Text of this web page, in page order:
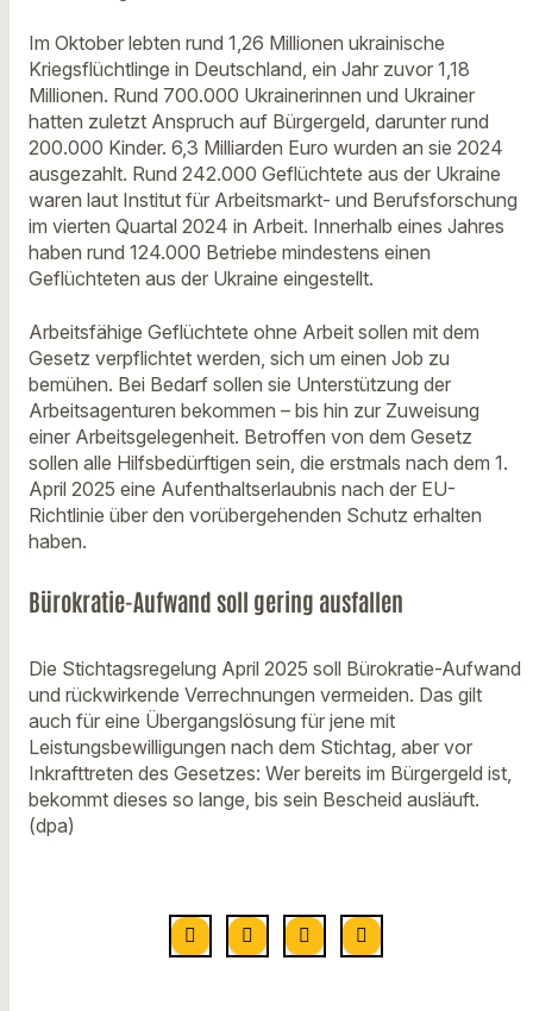
Im Oktober lebten rund 1,26 Millionen ukrainische
Kriegsflüchtlinge in Deutschland, ein Jahr zuvor 1,18
Millionen. Rund 700.000 Ukrainerinnen und Ukrainer
hatten zuletzt Anspruch auf Bürgergeld, darunter rund
200.000 Kinder. 6,3 Milliarden Euro wurden an sie 2024
ausgezahlt. Rund 242.000 Geflüchtete aus der Ukraine
waren laut Institut für Arbeitsmarkt- und Berufsforschung
im vierten Quartal 2024 in Arbeit. Innerhalb eines Jahres
haben rund 124.000 Betriebe mindestens einen
Geflüchteten aus der Ukraine eingestellt.
Arbeitsfähige Geflüchtete ohne Arbeit sollen mit dem
Gesetz verpflichtet werden, sich um einen Job zu
bemühen. Bei Bedarf sollen sie Unterstützung der
Arbeitsagenturen bekommen – bis hin zur Zuweisung
einer Arbeitsgelegenheit. Betroffen von dem Gesetz
sollen alle Hilfsbedürftigen sein, die erstmals nach dem 1.
April 2025 eine Aufenthaltserlaubnis nach der EU-
Richtlinie über den vorübergehenden Schutz erhalten
haben.
Bürokratie-Aufwand soll gering ausfallen
Die Stichtagsregelung April 2025 soll Bürokratie-Aufwand
und rückwirkende Verrechnungen vermeiden. Das gilt
auch für eine Übergangslösung für jene mit
Leistungsbewilligungen nach dem Stichtag, aber vor
Inkrafttreten des Gesetzes: Wer bereits im Bürgergeld ist,
bekommt dieses so lange, bis sein Bescheid ausläuft.
(dpa)